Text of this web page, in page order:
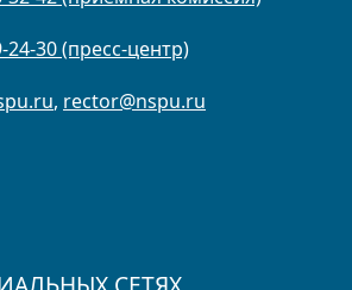
24-30 (пресс-центр)
, rector@nspu.ru